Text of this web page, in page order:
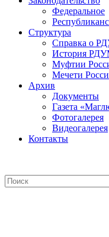
Федеральное
Структура
Справка о
История
Муфтии
Мечети
Архив
Документы
Газета
Фотогалерея
Видеогалерея
Контакты